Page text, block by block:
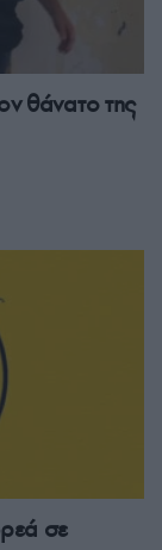
θάνατο της
σε